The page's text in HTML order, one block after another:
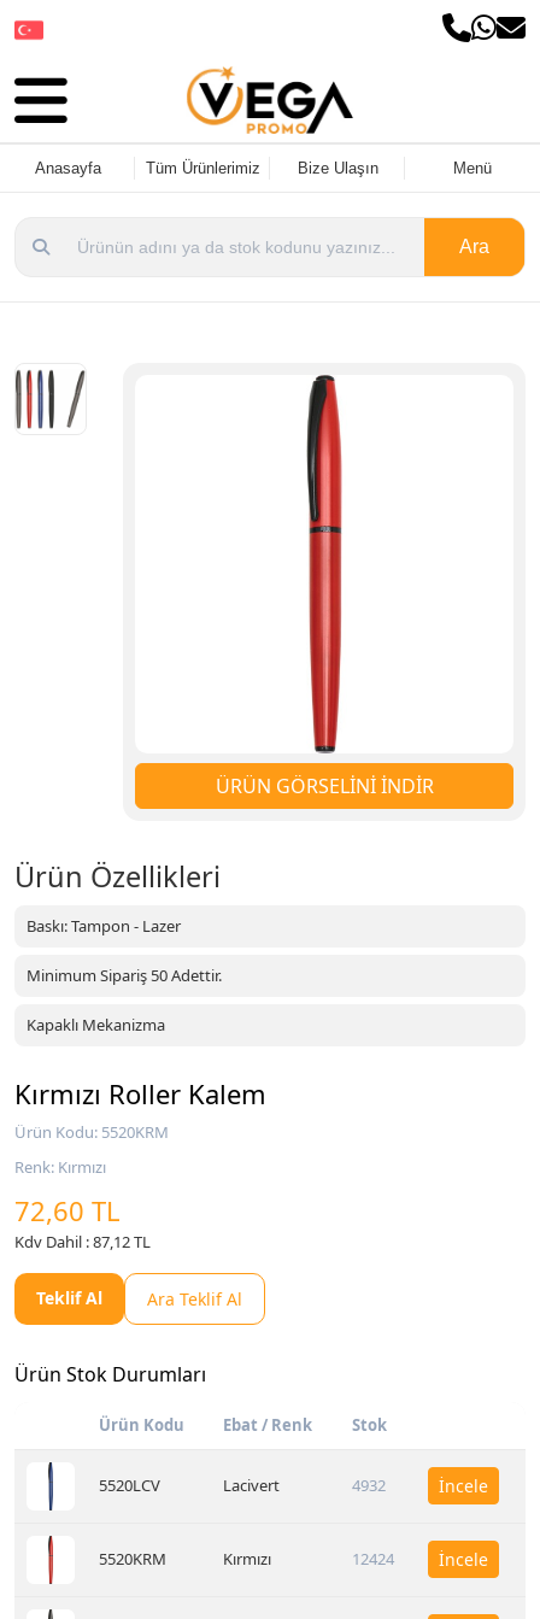
Anasayfa Tüm Ürünlerimiz Bize Ulaşın Menü
Ara
ÜRÜN GÖRSELİNİ İNDİR
Ürün Özellikleri
Baskı: Tampon - Lazer
Minimum Sipariş 50 Adettir.
Kapaklı Mekanizma
Kırmızı Roller Kalem
Ürün Kodu: 5520KRM
Renk: Kırmızı
72,60 TL
Kdv Dahil : 87,12 TL
Teklif Al Ara Teklif Al
Ürün Stok Durumları
Ürün Kodu Ebat / Renk Stok
5520LCV Lacivert 4932 İncele
5520KRM Kırmızı 12424 İncele